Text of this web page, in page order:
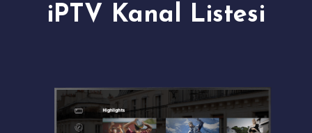
iPTV Kanal Listesi